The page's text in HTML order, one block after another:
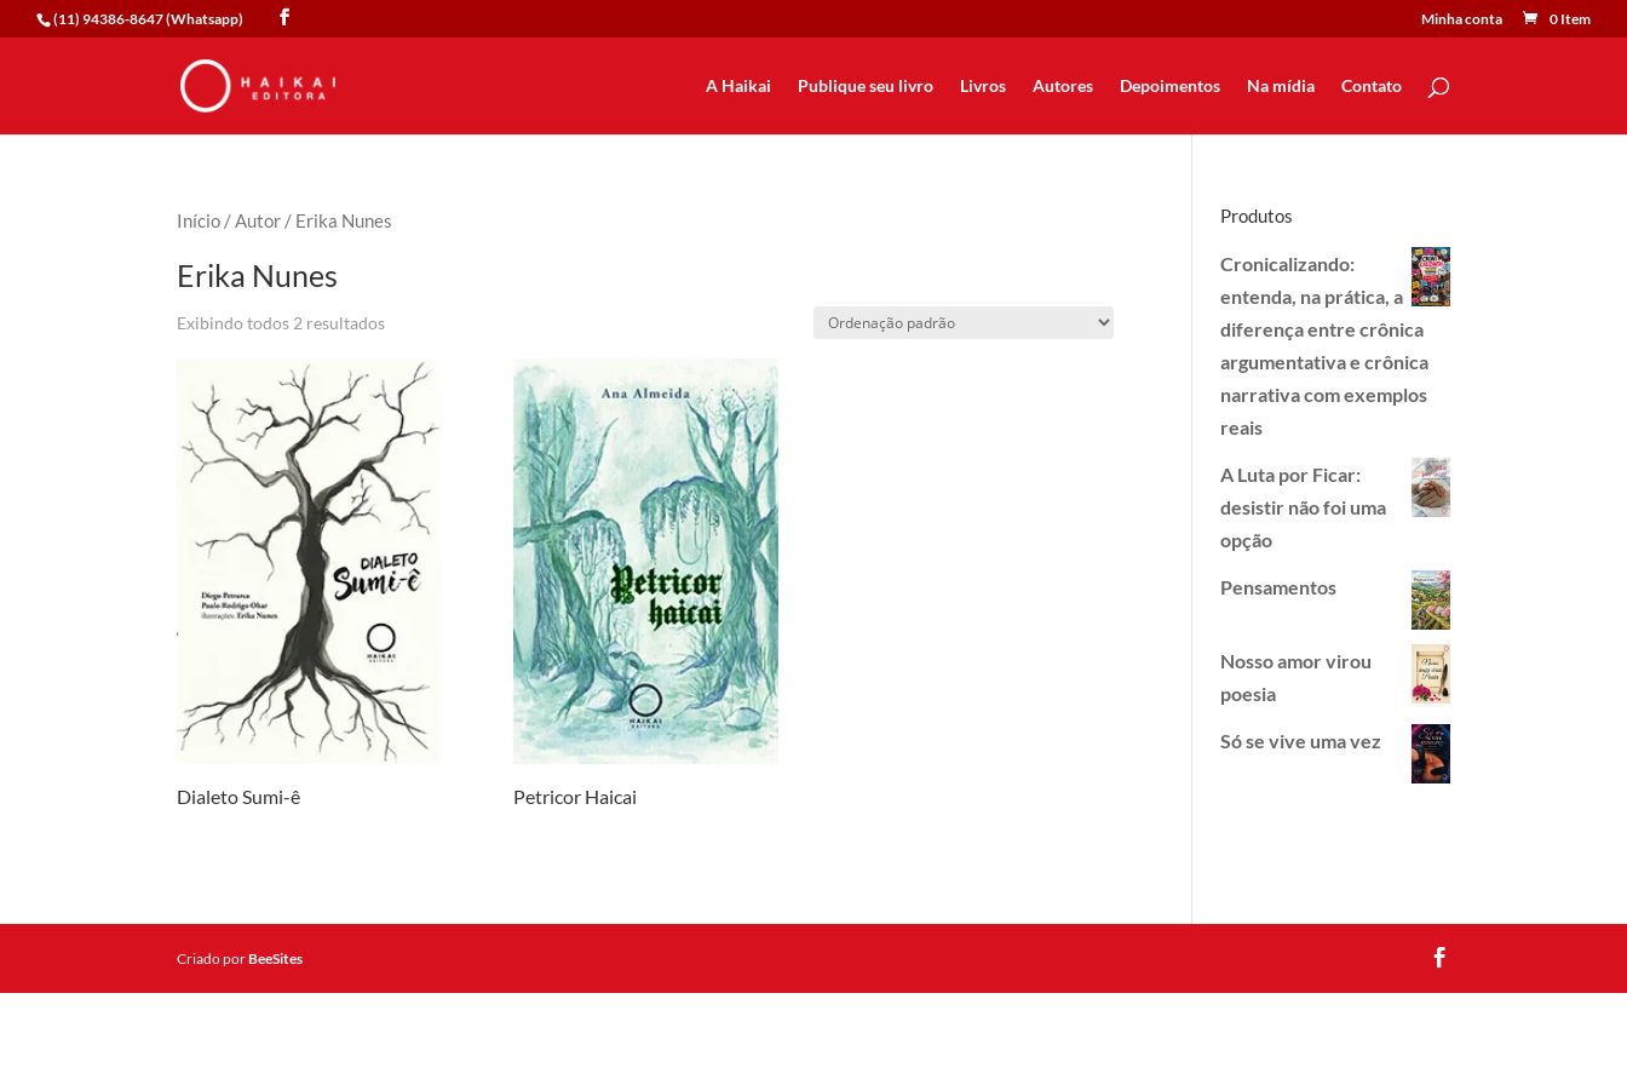
(11) 94386-8647 (Whatsapp) Minha conta 0 Item
A Haikai Publique seu livro Livros Autores Depoimentos Na mídia Contato
Início /Autor / Erika Nunes
Erika Nunes
Exibindo todos 2 resultados
Dialeto Sumi-ê Petricor Haicai
Produtos
Cronicalizando:
entenda, na prática, a
diferença entre crônica
argumentativa e crônica
narrativa com exemplos
reais
A Luta por Ficar:
desistir não foi uma
opção
Pensamentos
Nosso amor virou
poesia
Só se vive uma vez
Criado porBeeSites